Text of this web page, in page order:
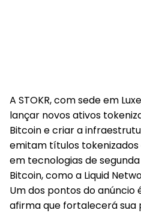
A STOKR, com sede em
lançar novos ativos
Bitcoin e criar a
emitam títulos
em tecnologias de
Bitcoin, como a Liquid
Um dos pontos do anúncio
afirma que fortalecerá sua